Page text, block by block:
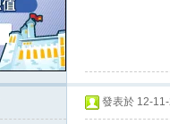
發表於 12-